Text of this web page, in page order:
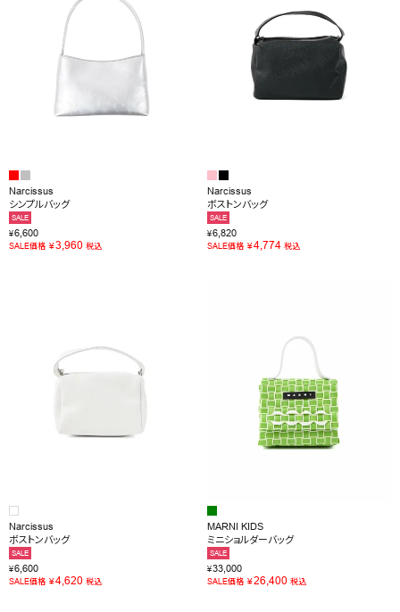
Narcissus
シンプルバッグ
SALE
¥6,600
SALE価格 ¥3,960 税込
Narcissus
ボストンバッグ
SALE
¥6,820
SALE価格 ¥4,774 税込
Narcissus
ボストンバッグ
SALE
¥6,600
SALE価格 ¥4,620 税込
MARNI KIDS
ミニショルダーバッグ
SALE
¥33,000
SALE価格 ¥26,400 税込